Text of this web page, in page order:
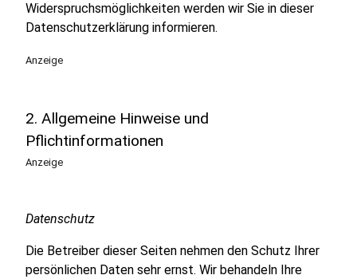
Widerspruchsmöglichkeiten werden wir Sie in dieser
Datenschutzerklärung informieren.
Anzeige
2. Allgemeine Hinweise und
Pflichtinformationen
Anzeige
Datenschutz
Die Betreiber dieser Seiten nehmen den Schutz Ihrer
persönlichen Daten sehr ernst. Wir behandeln Ihre